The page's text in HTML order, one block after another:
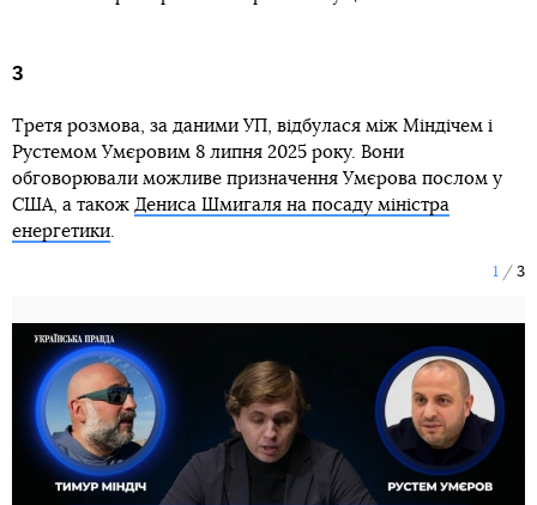
3
Третя розмова, за даними УП, відбулася між Міндічем і
Рустемом Умєровим 8 липня 2025 року. Вони
обговорювали можливе призначення Умєрова послом у
США, а також Дениса Шмигаля на посаду міністра
енергетики
1 3